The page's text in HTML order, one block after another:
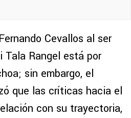
Cevallos al ser
Tala Rangel está por
sin embargo, el
que las críticas hacia el
con su trayectoria,